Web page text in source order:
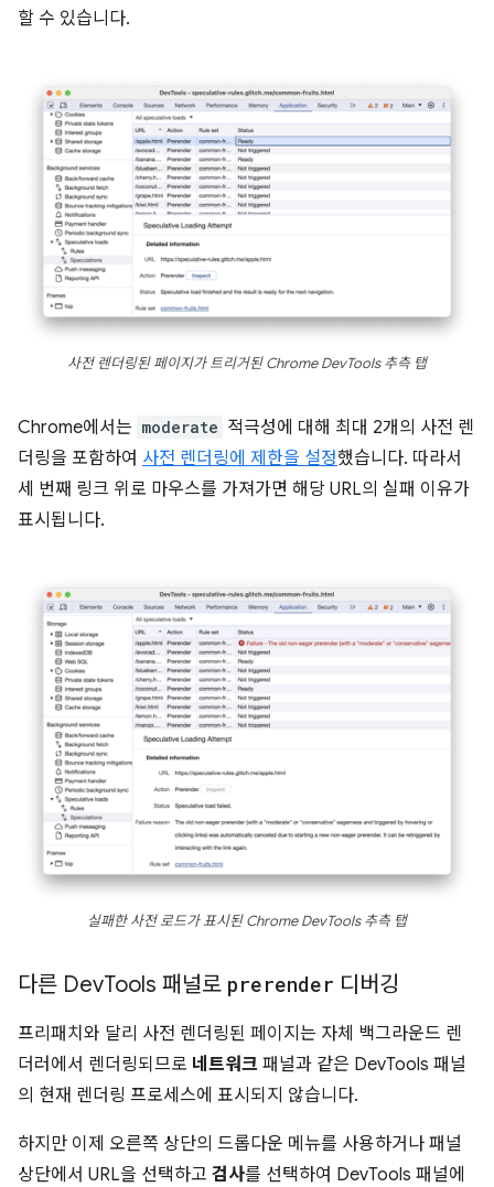
할 수 있습니다.
사전 렌더링된 페이지가 트리거된 Chrome DevTools 추측 탭
Chrome에서는 moderate 적극성에 대해 최대 2개의 사전 렌
더링을 포함하여 사전 렌더링에 제한을 설정했습니다. 따라서
세 번째 링크 위로 마우스를 가져가면 해당 URL의 실패 이유가
표시됩니다.
실패한 사전 로드가 표시된 Chrome DevTools 추측 탭
다른 DevTools 패널로 prerender 디버깅
프리패치와 달리 사전 렌더링된 페이지는 자체 백그라운드 렌
더러에서 렌더링되므로 네트워크 패널과 같은 DevTools 패널
의 현재 렌더링 프로세스에 표시되지 않습니다.
하지만 이제 오른쪽 상단의 드롭다운 메뉴를 사용하거나 패널
상단에서 URL을 선택하고 검사를 선택하여 DevTools 패널에